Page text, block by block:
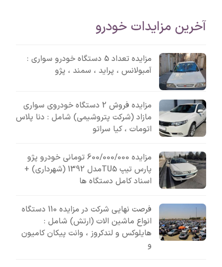
آخرین مزایدات خودرو
مزایده تعداد 5 دستگاه خودرو سواری :
آمبولانس ، پراید ، سمند ، پژو
مزایده فروش 2 دستگاه خودروی سواری
مازاد (شرکت پتروشیمی) شامل : دنا پلاس
اتومات ، کیا سراتو
مزایده 600/000/000 تومانی خودرو پژو
پارس تیپ TU5مدل 1392 (شهرداری) +
اسناد کامل دستگاه ها
فرصت نهایی شرکت در مزایده 110 دستگاه
انواع ماشین الات (ارتش) شامل :
هایلوکس و لندکروز ، وانت پیکان کامیون
و